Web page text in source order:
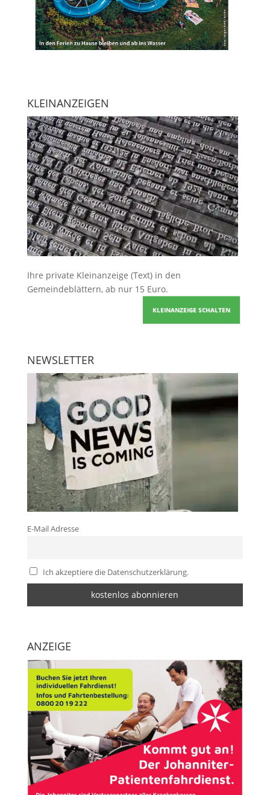
KLEINANZEIGEN
Ihre private Kleinanzeige (Text) in den
Gemeindeblättern, ab nur 15 Euro.
KLEINANZEIGE SCHALTEN
NEWSLETTER
E-Mail Adresse
Ich akzeptiere die Datenschutzerklärung.
ANZEIGE